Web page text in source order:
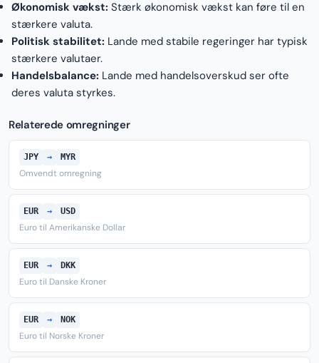
Økonomisk vækst: Stærk økonomisk vækst kan føre til en
stærkere valuta.
Politisk stabilitet: Lande med stabile regeringer har typisk
stærkere valutaer.
Handelsbalance: Lande med handelsoverskud ser ofte
deres valuta styrkes.
Relaterede omregninger
JPY → MYR
Omvendt omregning
EUR → USD
Euro til Amerikanske Dollar
EUR → DKK
Euro til Danske Kroner
EUR → NOK
Euro til Norske Kroner